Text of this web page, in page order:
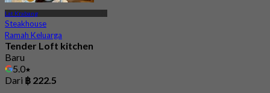
Lat Krabang
Steakhouse
Ramah Keluarga
Tender Loft kitchen
Baru
5.0
Dari ฿ 222.5